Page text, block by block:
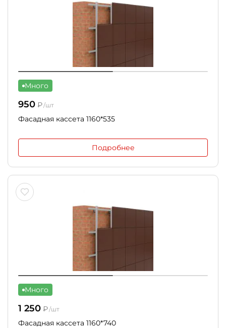
Много
950 ₽/шт
Фасадная кассета 1160*535
Подробнее
Много
1 250 ₽/шт
Фасадная кассета 1160*740